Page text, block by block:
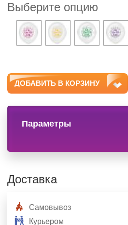
Выберите опцию
ДОБАВИТЬ В КОРЗИНУ
Параметры
Доставка
Самовывоз
Курьером